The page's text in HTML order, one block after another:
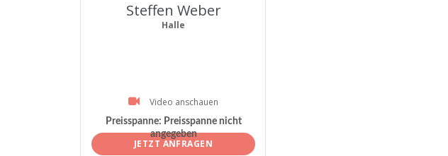
Steffen Weber
Halle
Video anschauen
Preisspanne: Preisspanne nicht
angegeben
JETZT ANFRAGEN